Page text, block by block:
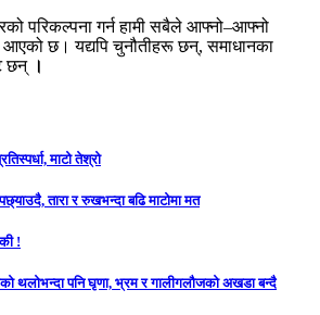
परिकल्पना गर्न हामी सबैले आफ्नो–आफ्नो
आएको छ। यद्यपि चुनौतीहरू छन्, समाधानका
छन् ।
माटो तेश्रो
तारा र रुखभन्दा बढि माटोमा मत
!
थलोभन्दा पनि घृणा, भ्रम र गालीगलौजको अखडा बन्दै